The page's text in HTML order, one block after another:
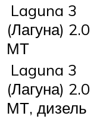
Laguna 3
(Лагуна) 2.0
МТ
Laguna 3
(Лагуна) 2.0
МТ, дизель